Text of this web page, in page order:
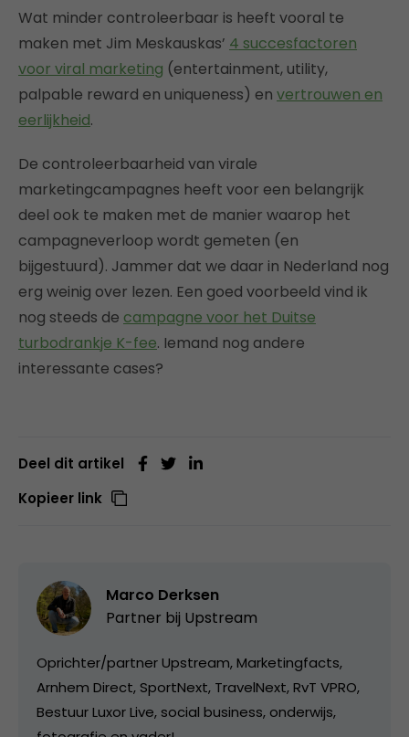
Wat minder controleerbaar is heeft vooral te
maken met Jim Meskauskas’ 4 succesfactoren
voor viral marketing (entertainment, utility,
palpable reward en uniqueness) en vertrouwen en
eerlijkheid.
De controleerbaarheid van virale
marketingcampagnes heeft voor een belangrijk
deel ook te maken met de manier waarop het
campagneverloop wordt gemeten (en
bijgestuurd). Jammer dat we daar in Nederland nog
erg weinig over lezen. Een goed voorbeeld vind ik
nog steeds de campagne voor het Duitse
turbodrankje K-fee. Iemand nog andere
interessante cases?
Deel dit artikel
Kopieer link
Marco Derksen
Partner bij Upstream
Oprichter/partner Upstream, Marketingfacts,
Arnhem Direct, SportNext, TravelNext, RvT VPRO,
Bestuur Luxor Live, social business, onderwijs,